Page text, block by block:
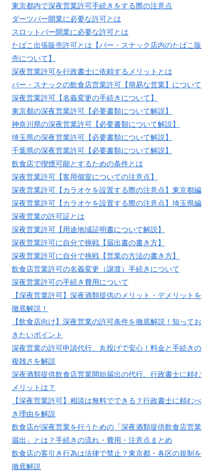
東京都内で深夜営業許可手続きをする際の注意点
ダーツバー開業に必要な許可とは
スロットバー開業に必要な許可とは
たばこ出張販売許可とは【バー・スナック店内のたばこ販
売について】
深夜営業許可を行政書士に依頼するメリットとは
バー・スナックの飲食店営業許可【簡易な営業】について
深夜営業許可【名義変更の手続きについて】
東京都の深夜営業許可【必要書類について解説】
神奈川県の深夜営業許可【必要書類について解説】
埼玉県の深夜営業許可【必要書類について解説】
千葉県の深夜営業許可【必要書類について解説】
飲食店で喫煙可能とするための条件とは
深夜営業許可【客用個室についての注意点】
深夜営業許可【カラオケを設置する際の注意点】東京都編
深夜営業許可【カラオケを設置する際の注意点】埼玉県編
深夜営業の許可証とは
深夜営業許可【用途地域証明書について解説】
深夜営業許可に自分で挑戦【届出書の書き方】
深夜営業許可に自分で挑戦【営業の方法の書き方】
飲食店営業許可の名義変更（譲渡）手続きについて
深夜営業許可の手続き費用について
【深夜営業許可】深夜酒類提供のメリット・デメリットを
徹底解説！
【飲食店向け】深夜営業の許可条件を徹底解説！知ってお
きたいポイント
深夜営業の許可申請代行、丸投げで安心！料金と手続きの
複雑さを解説
深夜酒類提供飲食店営業開始届出の代行。行政書士に頼む
メリットは？
【深夜営業許可】相談は無料でできる？行政書士に頼むべ
き理由を解説
飲食店が深夜営業を行うための「深夜酒類提供飲食店営業
届出」とは？手続きの流れ・費用・注意点まとめ
飲食店の客引き行為は法律で禁止？東京都・各区の規制を
徹底解説